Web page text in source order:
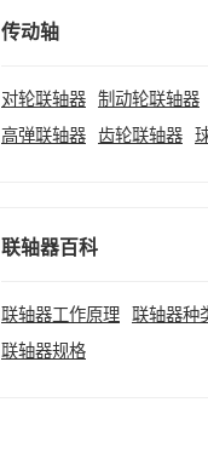
传动轴
对轮联轴器 制动轮联轴器
高弹联轴器
齿轮联轴器
联轴器百科
联轴器工作原理 联轴器种
联轴器规格